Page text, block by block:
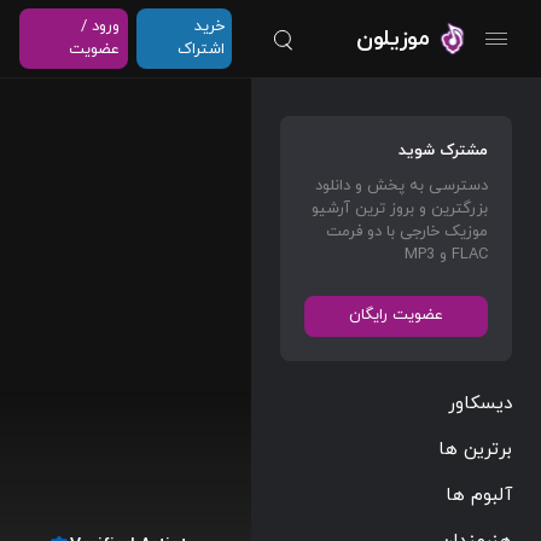
موزیلون
خرید
اشتراک
ورود /
عضویت
مشترک شوید
دسترسی به پخش و دانلود
بزرگترین و بروز ترین آرشیو
موزیک خارجی با دو فرمت
FLAC و MP3
عضویت رایگان
دیسکاور
برترین ها
آلبوم ها